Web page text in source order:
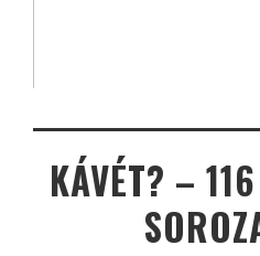
KÁVÉT? –